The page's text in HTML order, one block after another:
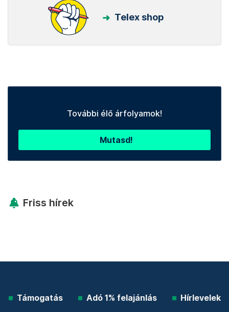
Telex shop
További élő árfolyamok!
Mutasd!
Friss hírek
Támogatás Adó 1% felajánlás Hírlevelek